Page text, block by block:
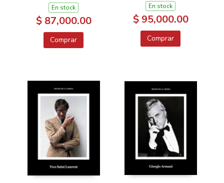
En stock
$ 87,000.00
Comprar
En stock
$ 95,000.00
Comprar